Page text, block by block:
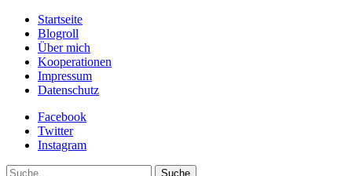
Startseite
Blogroll
Über mich
Kooperationen
Impressum
Datenschutz
Facebook
Twitter
Instagram
Suche